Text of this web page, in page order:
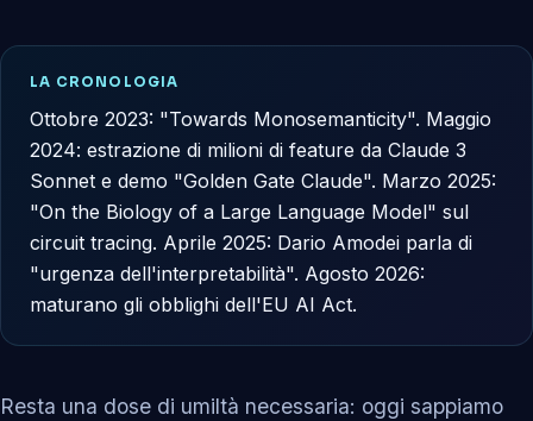
LA CRONOLOGIA
Ottobre 2023: "Towards Monosemanticity". Maggio
2024: estrazione di milioni di feature da Claude 3
Sonnet e demo "Golden Gate Claude". Marzo 2025:
"On the Biology of a Large Language Model" sul
circuit tracing. Aprile 2025: Dario Amodei parla di
"urgenza dell'interpretabilità". Agosto 2026:
maturano gli obblighi dell'EU AI Act.
Resta una dose di umiltà necessaria: oggi sappiamo